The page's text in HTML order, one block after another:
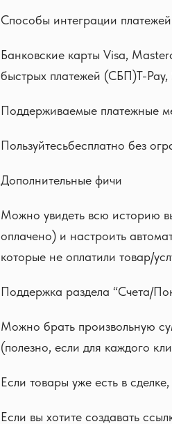
Способы интеграции
Банковские карты Visa,
быстрых платежей (СБП)T-Pay,
Поддерживаемые платежные
Пользуйтесьбесплатно без
Дополнительные фичи
Можно увидеть всю историю
оплачено) и настроить
которые не оплатили товар/
Поддержка раздела “Счета/
Можно брать произвольную
(полезно, если для каждого
Если товары уже есть в
Если вы хотите создавать